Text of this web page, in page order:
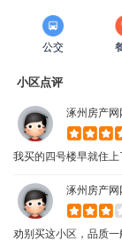
公交
小区点评
涿州房产网
我买的四号楼早就住上
涿州房产网
劝别买这小区，品质